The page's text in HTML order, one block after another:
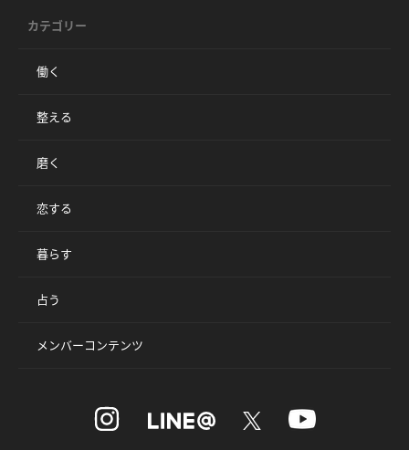
カテゴリー
働く
整える
磨く
恋する
暮らす
占う
メンバーコンテンツ